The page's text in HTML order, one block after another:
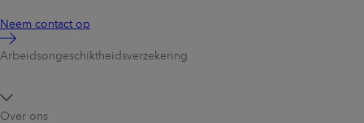
Neem contact op
Arbeidsongeschikt­heidsverzekering
Over ons